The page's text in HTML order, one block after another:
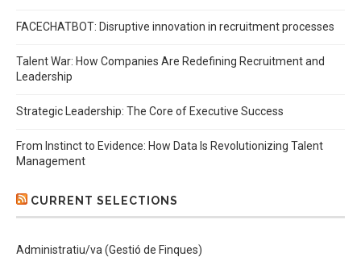
FACECHATBOT: Disruptive innovation in recruitment processes
Talent War: How Companies Are Redefining Recruitment and
Leadership
Strategic Leadership: The Core of Executive Success
From Instinct to Evidence: How Data Is Revolutionizing Talent
Management
CURRENT SELECTIONS
Administratiu/va (Gestió de Finques)